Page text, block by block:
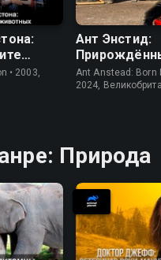
• 2003,
Ант Энстид:
механик
Ant Anstead: Born
2024,
Природа